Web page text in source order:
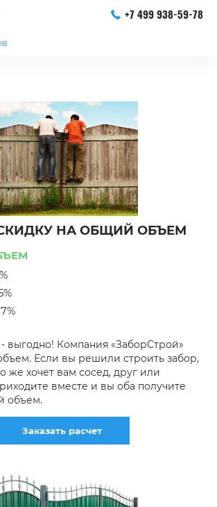
+7 499 938-59-78
НА ОБЩИЙ ОБЪЕМ
выгодно! Компания «ЗаборСтрой»
Если вы решили строить забор,
же хочет вам сосед, друг или
вместе и вы оба получите
объем.
Заказать расчет